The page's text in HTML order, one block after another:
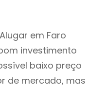
em Faro
investimento
baixo preço
de mercado, mas